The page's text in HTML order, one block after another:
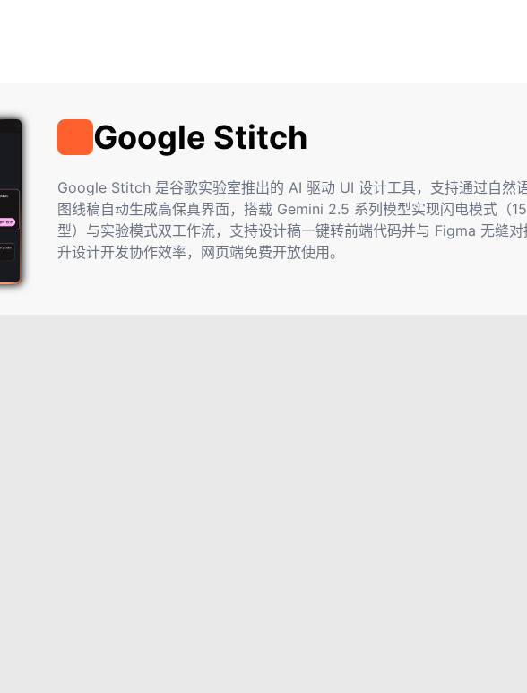
Google Stitch
Google Stitch 是谷歌实验室推出的 AI 驱动 UI 设计工具，支持通过自然
图线稿自动生成高保真界面，搭载 Gemini 2.5 系列模型实现闪电模式（
型）与实验模式双工作流，支持设计稿一键转前端代码并与 Figma 无缝对
升设计开发协作效率，网页端免费开放使用。